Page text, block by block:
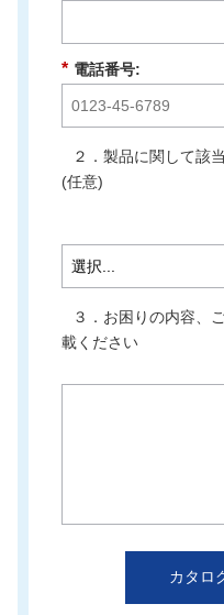
* 電話番号:
２．製品に関して該
(任意)
３．お困りの内容、
載ください
カタロ